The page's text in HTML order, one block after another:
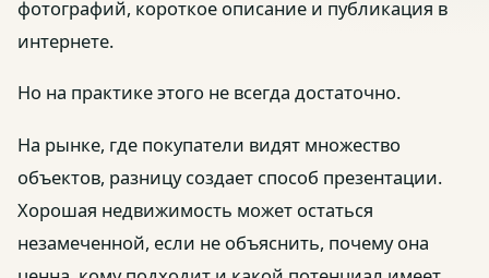
фотографий, короткое описание и публикация в
интернете.
Но на практике этого не всегда достаточно.
На рынке, где покупатели видят множество
объектов, разницу создает способ презентации.
Хорошая недвижимость может остаться
незамеченной, если не объяснить, почему она